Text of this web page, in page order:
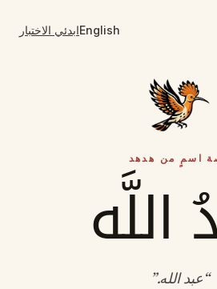
Englishابدئي الاختبار
اسمٍ من هدهد
اللَّه
“عبد الله.”